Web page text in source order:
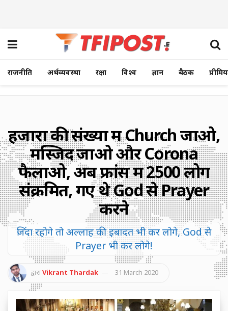
राजनीति अर्थव्यवस्था रक्षा विश्व ज्ञान बैठक
हजारों की संख्या में Church जाओ,
मस्जिद जाओ और Corona
फैलाओ, अब फ्रांस में 2500 लोग
संक्रमित, गए थे God से Prayer
करने
जिंदा रहोगे तो अल्लाह की इबादत भी कर लोगे, God से
Prayer भी कर लोगे!
द्वाराVikrant Thardak 31 March 2020